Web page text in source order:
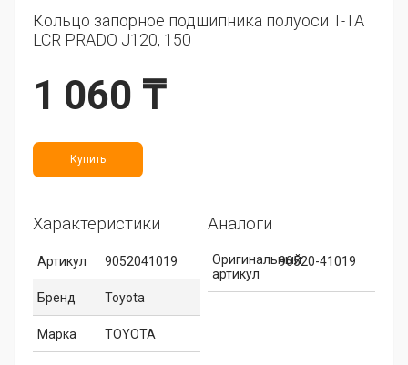
Кольцо запорное подшипника полуоси T-TA
LCR PRADO J120, 150
1 060 ₸
Купить
Характеристики
Артикул 9052041019
Бренд Toyota
Марка TOYOTA
Аналоги
Оригинальный
артикул
90520-41019